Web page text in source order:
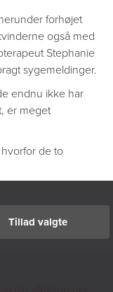
Tillad valgte
forhøjet
også med
Stephanie
sygemeldinger.
endnu ikke har
er meget
de to